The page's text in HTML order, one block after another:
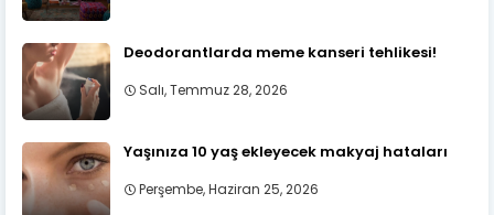
Deodorantlarda meme kanseri tehlikesi!
Salı, Temmuz 28, 2026
Yaşınıza 10 yaş ekleyecek makyaj hataları
Perşembe, Haziran 25, 2026